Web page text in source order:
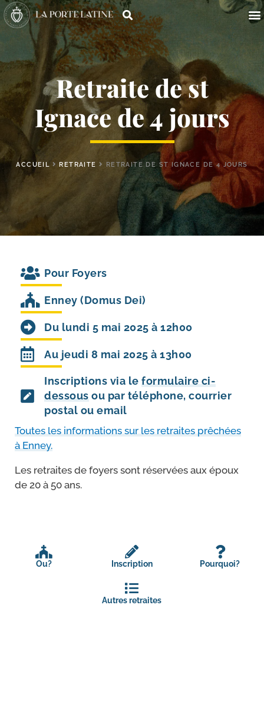
Retraite de st
Ignace de 4 jours
ACCUEIL RETRAITE RETRAITE DE ST IGNACE DE 4 JOURS
Pour Foyers
Enney (Domus Dei)
Du lundi 5 mai 2025 à 12h00
Au jeudi 8 mai 2025 à 13h00
Inscriptions via le formulaire ci-
dessous ou par téléphone, courrier
postal ou email
Toutes les infor­ma­tions sur les retraites prê­chées
à Enney.
Les retraites de foyers sont réser­vées aux époux
de 20 à 50 ans.
Ou? Inscription Pourquoi?
Autres retraites